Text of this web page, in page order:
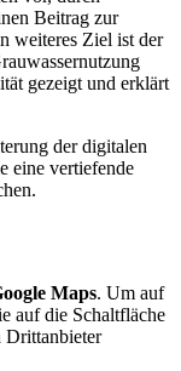
Beitrag zur
weiteres Ziel ist der
gezeigt und erklärt
der digitalen
eine vertiefende
Maps. Um auf
auf die Schaltfläche
Drittanbieter